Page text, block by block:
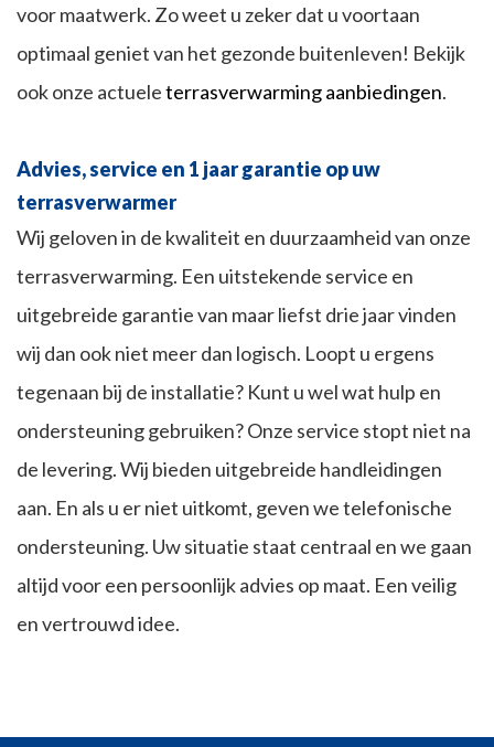
voor maatwerk. Zo weet u zeker dat u voortaan
optimaal geniet van het gezonde buitenleven! Bekijk
ook onze actueleterrasverwarming aanbiedingen.
Advies, service en 1 jaar garantie op uw
terrasverwarmer
Wij geloven in de kwaliteit en duurzaamheid van onze
terrasverwarming. Een uitstekende service en
uitgebreide garantie van maar liefst drie jaar vinden
wij dan ook niet meer dan logisch. Loopt u ergens
tegenaan bij de installatie? Kunt u wel wat hulp en
ondersteuning gebruiken? Onze service stopt niet na
de levering. Wij bieden uitgebreide handleidingen
aan. En als u er niet uitkomt, geven we telefonische
ondersteuning. Uw situatie staat centraal en we gaan
altijd voor een persoonlijk advies op maat. Een veilig
en vertrouwd idee.